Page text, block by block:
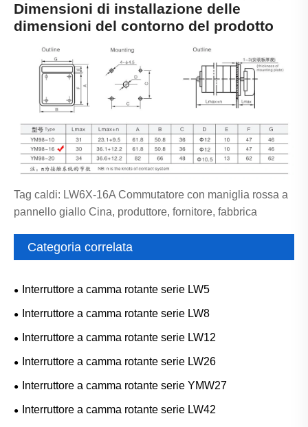
Dimensioni di installazione delle
dimensioni del contorno del prodotto
Tag caldi: LW6X-16A Commutatore con maniglia rossa a
pannello giallo Cina, produttore, fornitore, fabbrica
Categoria correlata
Interruttore a camma rotante serie LW5
Interruttore a camma rotante serie LW8
Interruttore a camma rotante serie LW12
Interruttore a camma rotante serie LW26
Interruttore a camma rotante serie YMW27
Interruttore a camma rotante serie LW42